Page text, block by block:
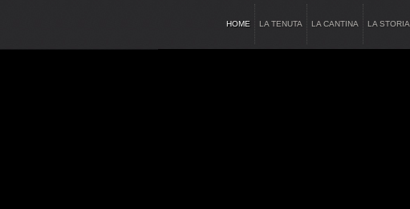
HOME LA TENUTA LA CANTINA LA STORIA